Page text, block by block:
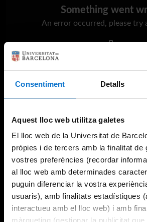
Consentiment Detalls
Aquest lloc web utilitza galetes
El lloc web de la Universitat de
pròpies i de tercers amb la finalitat de
vostres preferències (recordar
al lloc web amb determinades
puguin diferenciar la vostra
usuaris), amb finalitats estadístiques
interactueu amb el lloc web) i amb
màrqueting (gestionar la publicitat que
Something went
An error occurred, please try
Try again